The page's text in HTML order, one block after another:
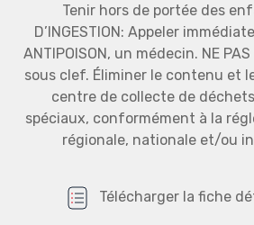
Tenir hors de portée des
D’INGESTION: Appeler
ANTIPOISON, un médecin. NE
sous clef. Éliminer le contenu et
centre de collecte de
spéciaux, conformément à la
régionale, nationale et/ou
Télécharger la fiche